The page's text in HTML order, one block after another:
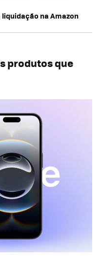
liquidação na Amazon
produtos que